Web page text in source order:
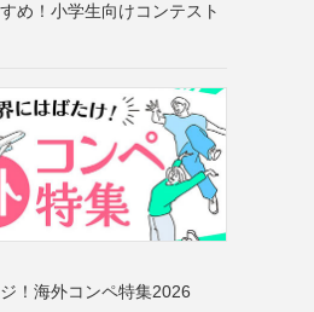
め！小学生向けコンテスト
！海外コンペ特集2026